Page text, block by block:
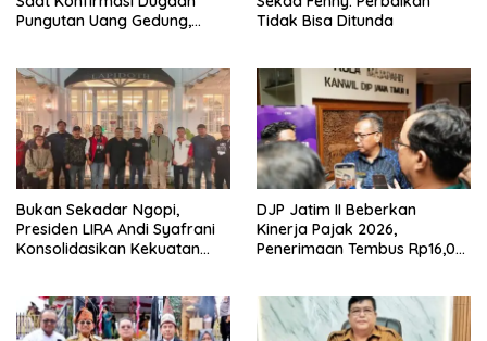
Pungutan Uang Gedung,
Buka suara
Tidak Bisa Ditunda
Bukan Sekadar Ngopi,
Presiden LIRA Andi Syafrani
Konsolidasikan Kekuatan
DJP Jatim II Beberkan
Kinerja Pajak 2026,
Penerimaan Tembus Rp16,08